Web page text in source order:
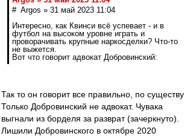
# Argos » 31 май 2023 11:04
Интересно, как Квинси всё успевает - и в
футбол на высоком уровне играть и
проворачивать крупные наркосделки? Что-то
не выжется.
Вот что говорит адвокат Добровинский:
Так то он говорит все правильно, по существу
Только Добровинский не адвокат. Чувака
выгнали из борделя за разврат (зачеркнуто).
Лишили Добровинского в октябре 2020